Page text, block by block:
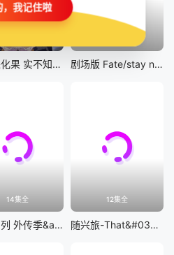
真・进化果 实不知不觉踏上胜利的人生 剧场版 Fate/stay night [Heaven&#039;s Feel] III.spring song
14集全
物语系列 外传季&amp;怪物季
12集全
随兴旅-That&#039;s Journey-
，我记住啦